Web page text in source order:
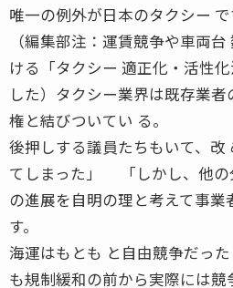
唯一の例外が日本のタクシー で
（編集部注：運賃競争や車両
ける「タクシー 適正化・活性
した）タクシー業界は既存業
権と結びついてい る。
後押しする議員たちもいて、
てしまった」 「しかし、他の
の進展を自明の理と考えて事業
す。
海運はもとも と自由競争だっ
も規制緩和の前から実際には競